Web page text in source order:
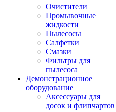
Очистители
Промывочные
жидкости
Пылесосы
Салфетки
Смазки
Фильтры для
пылесоса
Демонстрационное
оборудование
Аксессуары для
досок и флипчартов